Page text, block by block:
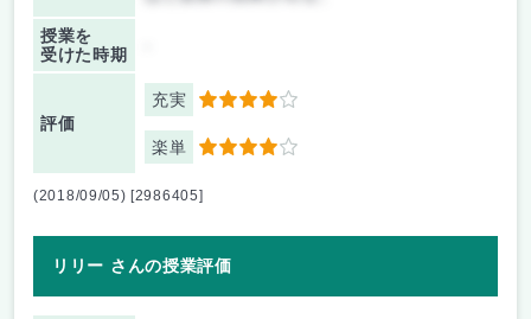
授業を
受けた時期
評価
充実 4
楽単 4
(2018/09/05) [2986405]
リリー さんの授業評価